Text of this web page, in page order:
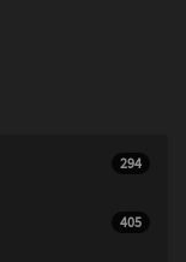
294
405